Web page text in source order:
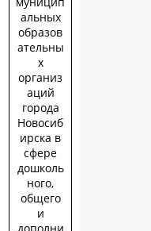
альных
образов
ательны
х
организ
аций
города
Новосиб
ирска в
сфере
дошколь
ного,
общего
и